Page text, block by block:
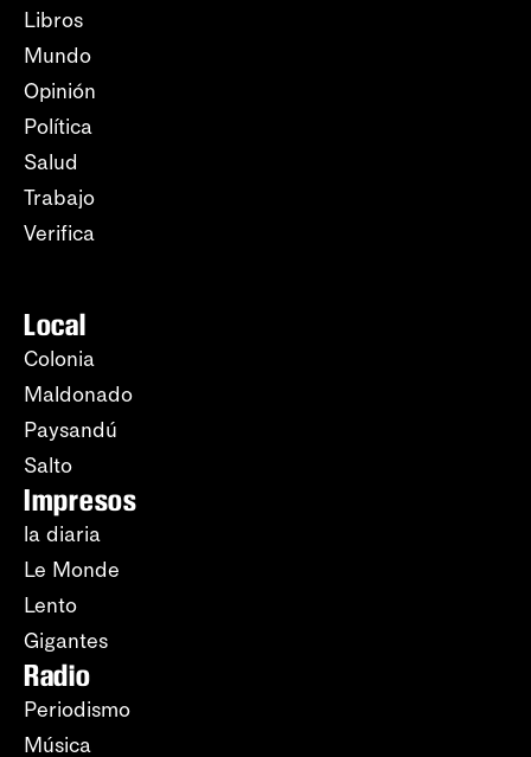
Libros
Mundo
Opinión
Política
Salud
Trabajo
Verifica
Local
Colonia
Maldonado
Paysandú
Salto
Impresos
la diaria
Le Monde
Lento
Gigantes
Radio
Periodismo
Música